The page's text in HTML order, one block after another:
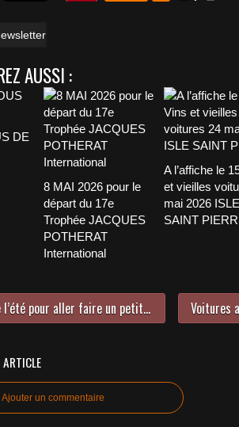
AUSSI :
DE
8 MAI 2026 pour le
départ du 17e
Trophée JACQUES
POTHERAT
International
A l’affiche le
et vieilles
mai 2026 ISLE
SAINT
Profitez de l’été pour aller faire un petit tour dans les coulisses des fêtes foraines, les belles découvertes sont fréquentes !
ARTICLE
Ajouter un commentaire